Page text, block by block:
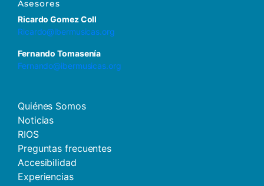
Asesores
Ricardo Gomez Coll
Ricardo@ibermusicas.org
Fernando Tomasenía
Fernando@ibermusicas.org
Quiénes Somos
Noticias
RIOS
Preguntas frecuentes
Accesibilidad
Experiencias